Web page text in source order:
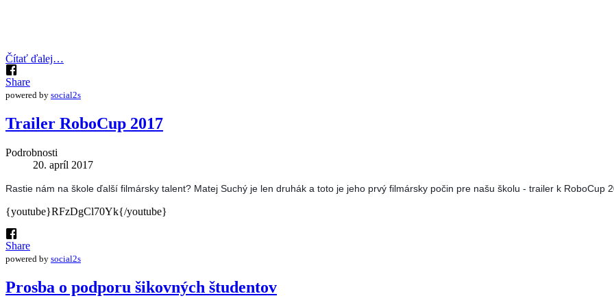
Čítať ďalej…
Share
powered by social2s
Trailer RoboCup 2017
Podrobnosti
20. apríl 2017
Rastie nám na škole ďalší filmársky talent? Matej Suchý je len druhák a toto je jeho prvý filmársky počin pre našu školu - trailer k RoboCup
{youtube}RFzDgCl70Yk{/youtube}
Share
powered by social2s
Prosba o podporu šikovných študentov